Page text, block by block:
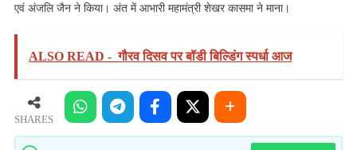
एवं अंजलि जैन ने किया। अंत में आभारी महामंत्री शेखर कासमा ने माना।
ALSO READ - गौरव दिसव पर बॉडी बिल्डिंग स्पर्धा आज
SHARES